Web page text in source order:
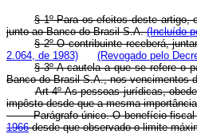
§ 1º Para os efeitos deste artigo,
junto ao Banco do Brasil S.A.(Incluído
§ 2º O contribuinte receberá,
2.064, de 1983)
(Revogado pelo
§ 3º A cautela a que se refere o
Banco do Brasil S.A., nos vencimentos
Art 4º As pessoas jurídicas,
impôsto desde que a mesma
Parágrafo único. O benefício fiscal
1966desde que observado o limite